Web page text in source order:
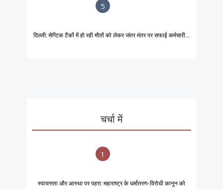
5
दिल्ली: सेप्टिक टैंकों में हो रही मौतों को लेकर जंतर मंतर पर सफाई कर्मचारी...
चर्चा में
1
स्वायत्तता और आस्था पर पहरा: महाराष्ट्र के धर्मांतरण-विरोधी कानून को